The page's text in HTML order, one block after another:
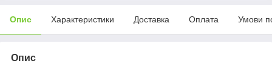
Опис Характеристики Доставка Оплата Умови
Опис